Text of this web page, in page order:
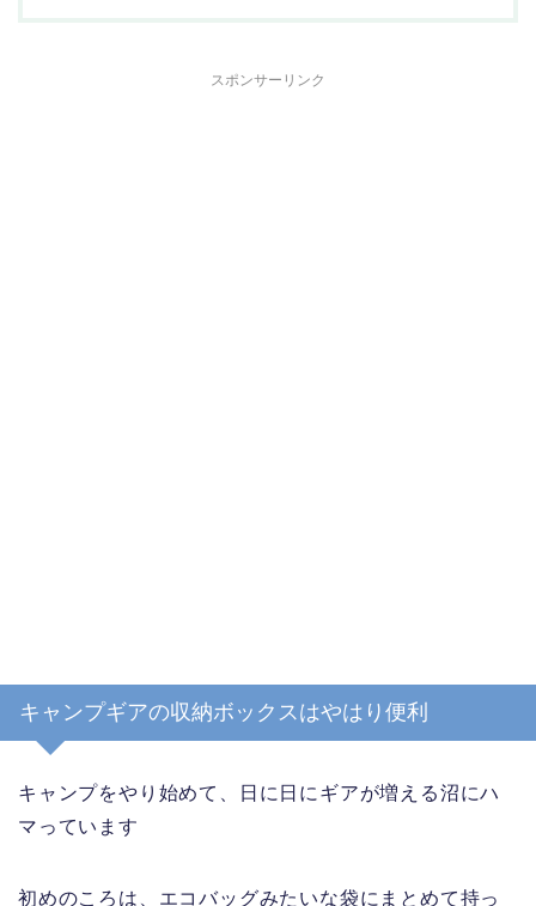
スポンサーリンク
キャンプギアの収納ボックスはやはり便利
キャンプをやり始めて、日に日にギアが増える沼にハ
マっています
初めのころは、エコバッグみたいな袋にまとめて持っ